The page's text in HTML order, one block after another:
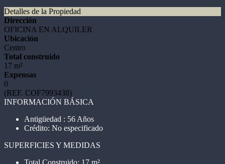
Detalles de la Propiedad
Dirección
OFICINA EN ALQUILER
Ubicación
Centro
Total construido
17 m²
Expensas
0
(REF. COF7993438)
INFORMACIÓN BÁSICA
Antigüedad : 56 Años
Crédito: No especificado
SUPERFICIES Y MEDIDAS
Total Construido: 17 m²